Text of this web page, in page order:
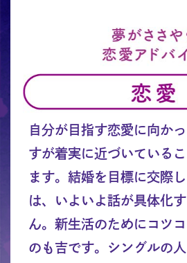
自分が目指す恋愛に向か
すが着実に近づいている
ます。結婚を目標に交際
は、いよいよ話が具体化
ん。新生活のためにコツ
のも吉です。シングルの